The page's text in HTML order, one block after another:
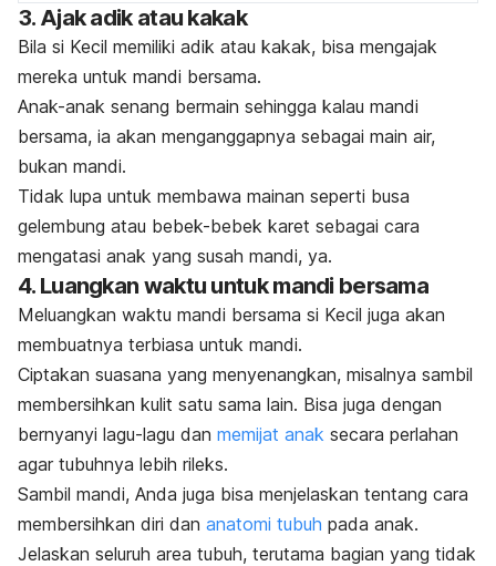
3. Ajak adik atau kakak
Bila si Kecil memiliki adik atau kakak, bisa mengajak
mereka untuk mandi bersama.
Anak-anak senang bermain sehingga kalau mandi
bersama, ia akan menganggapnya sebagai main air,
bukan mandi.
Tidak lupa untuk membawa mainan seperti busa
gelembung atau bebek-bebek karet sebagai cara
mengatasi anak yang susah mandi, ya.
4. Luangkan waktu untuk mandi bersama
Meluangkan waktu mandi bersama si Kecil juga akan
membuatnya terbiasa untuk mandi.
Ciptakan suasana yang menyenangkan, misalnya sambil
membersihkan kulit satu sama lain. Bisa juga dengan
bernyanyi lagu-lagu dan memijat anak secara perlahan
agar tubuhnya lebih rileks.
Sambil mandi, Anda juga bisa menjelaskan tentang cara
membersihkan diri dan anatomi tubuh pada anak.
Jelaskan seluruh area tubuh, terutama bagian yang tidak